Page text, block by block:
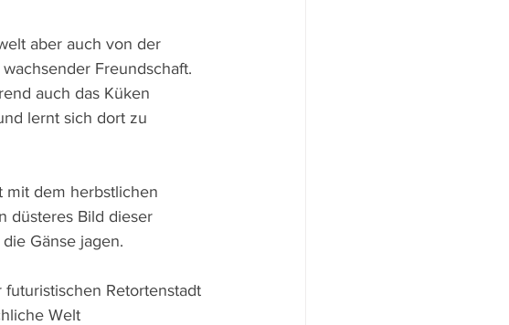
aber auch von der
Freundschaft.
auch das Küken
lernt sich dort zu
mit dem herbstlichen
düsteres Bild dieser
Gänse jagen.
Retortenstadt
Welt